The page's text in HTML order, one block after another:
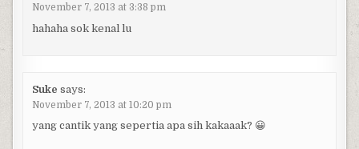
November 7, 2013 at 3:38 pm
hahaha sok kenal lu
Suke says:
November 7, 2013 at 10:20 pm
yang cantik yang sepertia apa sih kakaaak? 😀